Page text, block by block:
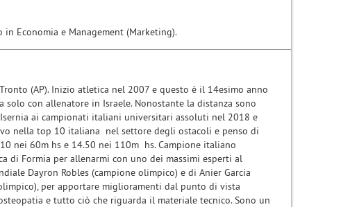
Economia e Management (Marketing).
(AP). Inizio atletica nel 2007 e questo è il 14esimo anno
con allenatore in Israele. Nonostante la distanza sono
ai campionati italiani universitari assoluti nel 2018 e
nella top 10 italiana nel settore degli ostacoli e penso di
nei 60m hs e 14.50 nei 110m hs. Campione italiano
di Formia per allenarmi con uno dei massimi esperti al
Dayron Robles (campione olimpico) e di Anier Garcia
per apportare miglioramenti dal punto di vista
e tutto ciò che riguarda il materiale tecnico. Sono un